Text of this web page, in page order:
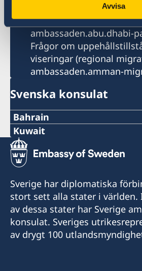
Avvisa
ambassaden.abu-
Passfrågor
ambassaden.abu.dhabi-
Frågor om
viseringar (regional
ambassaden.amman-
Svenska konsulat
Bahrain
Tel
+973 17 339 799
Swecon@batelco.com.bh
Fax
+973 17 320 498
Kuwait
Tel
+971 2 417 88 00
E-Post
Ambassaden.abu-
Sverige har inte något
Sverige har diplomatiska
stort sett alla stater i världen.
av dessa stater har Sverige
konsulat. Sveriges
av drygt 100